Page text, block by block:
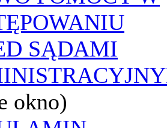
SĄDAMI
okno)